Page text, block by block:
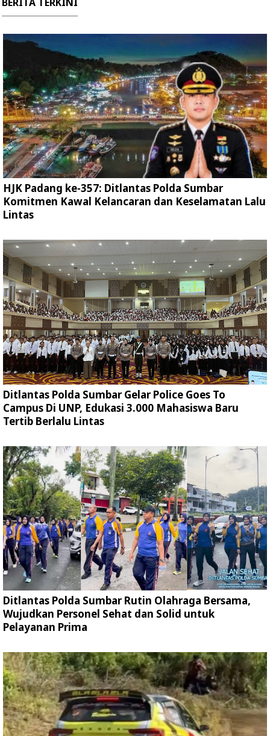
HJK Padang ke-357: Ditlantas Polda Sumbar
Komitmen Kawal Kelancaran dan Keselamatan Lalu
Lintas
Ditlantas Polda Sumbar Gelar Police Goes To
Campus Di UNP, Edukasi 3.000 Mahasiswa Baru
Tertib Berlalu Lintas
Ditlantas Polda Sumbar Rutin Olahraga Bersama,
Wujudkan Personel Sehat dan Solid untuk
Pelayanan Prima